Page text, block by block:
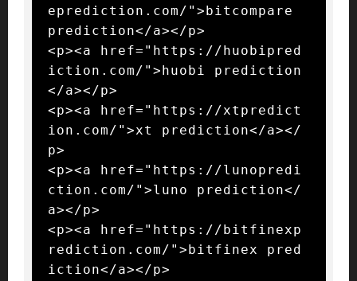
eprediction.com/">bitcompare
prediction</a></p>
<p><a href="https://huobipred
iction.com/">huobi prediction
</a></p>
<p><a href="https://xtpredict
ion.com/">xt prediction</a></
p>
<p><a href="https://lunopredi
ction.com/">luno prediction</
a></p>
<p><a href="https://bitfinexp
rediction.com/">bitfinex pred
iction</a></p>